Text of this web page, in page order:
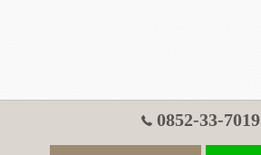
0852-33-7019